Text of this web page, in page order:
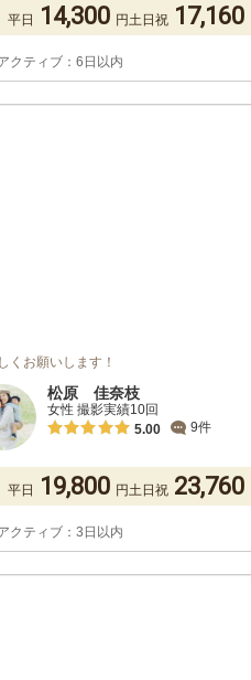
平日 14,300 円土日祝 17,160
クティブ：6日以内
くお願いします！
松原 佳奈枝
女性 撮影実績10回
5.00
9件
平日 19,800 円土日祝 23,760
クティブ：3日以内